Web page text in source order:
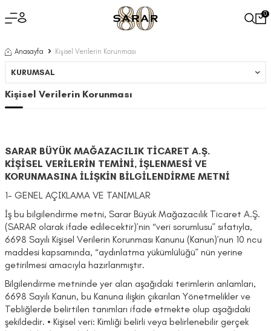
0
Anasayfa Kişisel Verilerin Korunması
KURUMSAL
Kişisel Verilerin Korunması
SARAR BÜYÜK MAĞAZACILIK TİCARET A.Ş.
KİŞİSEL VERİLERİN TEMİNİ, İŞLENMESİ VE
KORUNMASINA İLİŞKİN BİLGİLENDİRME METNİ
1- GENEL AÇIKLAMA VE TANIMLAR
İş bu bilgilendirme metni, Sarar Büyük Mağazacılık Ticaret A.Ş.
(SARAR olarak ifade edilecektir)’nin “veri sorumlusu” sıfatıyla,
6698 Sayılı Kişisel Verilerin Korunması Kanunu (Kanun)’nun 10 ncu
maddesi kapsamında, “aydınlatma yükümlülüğü” nün yerine
getirilmesi amacıyla hazırlanmıştır.
Bilgilendirme metninde yer alan aşağıdaki terimlerin anlamları,
6698 Sayılı Kanun, bu Kanuna ilişkin çıkarılan Yönetmelikler ve
Tebliğlerde belirtilen tanımları ifade etmekte olup aşağıdaki
şekildedir. • Kişisel veri: Kimliği belirli veya belirlenebilir gerçek